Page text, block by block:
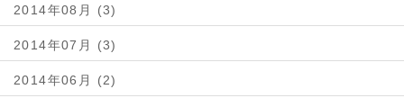
2014年08月 (3)
2014年07月 (3)
2014年06月 (2)